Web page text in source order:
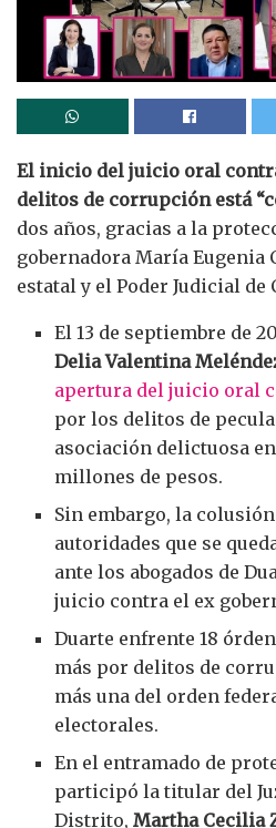
El inicio del juicio oral
delitos de corrupción está
dos años, gracias a la
gobernadora María Eugenia
estatal y el Poder Judicial de
El 13 de septiembre de
Delia Valentina
apertura del juicio oral
por los delitos de
asociación delictuosa
millones de pesos.
Sin embargo, la
autoridades que se
ante los abogados de
juicio contra el ex
Duarte enfrente 18
más por delitos de
más una del orden
electorales.
En el entramado de
participó la titular del
Distrito,Martha Cecilia